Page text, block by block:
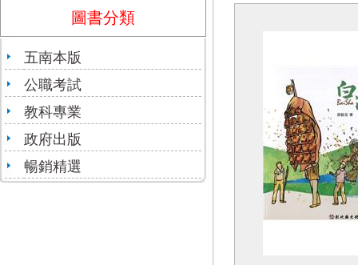
圖書分類
五南本版
公職考試
教科專業
政府出版
暢銷精選